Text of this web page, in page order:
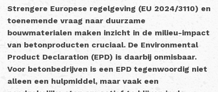
Strengere Europese regelgeving (EU 2024/3110) en
toenemende vraag naar duurzame
bouwmaterialen maken inzicht in de milieu-impact
van betonproducten cruciaal. De Environmental
Product Declaration (EPD) is daarbij onmisbaar.
Voor betonbedrijven is een EPD tegenwoordig niet
alleen een hulpmiddel, maar vaak een